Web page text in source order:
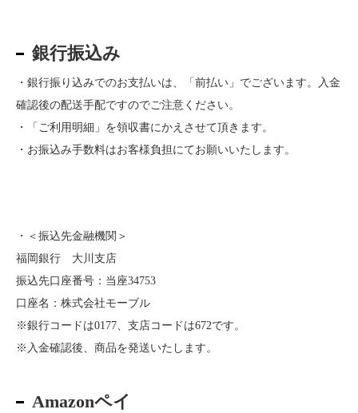
銀行振込み
・銀行振り込みでのお支払いは、「前払い」でございます。入金
確認後の配送手配ですのでご注意ください。
・「ご利用明細」を領収書にかえさせて頂きます。
・お振込み手数料はお客様負担にてお願いいたします。
・＜振込先金融機関＞
福岡銀行 大川支店
振込先口座番号：当座34753
口座名：株式会社モーブル
※銀行コードは0177、支店コードは672です。
※入金確認後、商品を発送いたします。
Amazonペイ